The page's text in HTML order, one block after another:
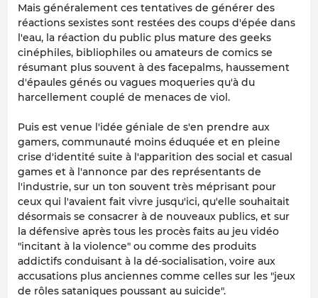
Mais généralement ces tentatives de générer des
réactions sexistes sont restées des coups d'épée dans
l'eau, la réaction du public plus mature des geeks
cinéphiles, bibliophiles ou amateurs de comics se
résumant plus souvent à des facepalms, haussement
d'épaules génés ou vagues moqueries qu'à du
harcellement couplé de menaces de viol.
Puis est venue l'idée géniale de s'en prendre aux
gamers, communauté moins éduquée et en pleine
crise d'identité suite à l'apparition des social et casual
games et à l'annonce par des représentants de
l'industrie, sur un ton souvent très méprisant pour
ceux qui l'avaient fait vivre jusqu'ici, qu'elle souhaitait
désormais se consacrer à de nouveaux publics, et sur
la défensive après tous les procès faits au jeu vidéo
"incitant à la violence" ou comme des produits
addictifs conduisant à la dé-socialisation, voire aux
accusations plus anciennes comme celles sur les "jeux
de rôles sataniques poussant au suicide".